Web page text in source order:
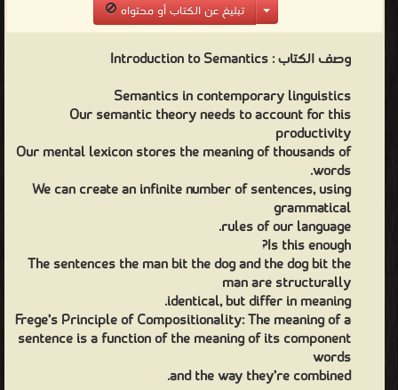
تبليغ عن الكتاب أو محتواه
وصف الكتاب :Introduction to Semantics
Semantics in contemporary linguistics
Our semantic theory needs to account for this
productivity
Our mental lexicon stores the meaning of thousands of
words.
We can create an infinite number of sentences, using
grammatical
rules of our language.
Is this enough?
The sentences the man bit the dog and the dog bit the
man are structurally
identical, but differ in meaning.
Frege’s Principle of Compositionality: The meaning of a
sentence is a function of the meaning of its component
words
and the way they’re combined.